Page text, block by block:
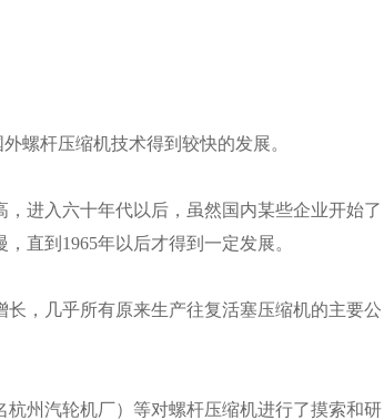
螺杆压缩机技术得到较快的发展。
进入六十年代以后，虽然国内某些企业开始了
直到1965年以后才得到一定发展。
，几乎所有原来生产往复活塞压缩机的主要公
州汽轮机厂）等对螺杆压缩机进行了摸索和研